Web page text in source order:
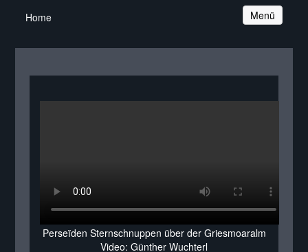
Navigation
Menü
Home
Perseïden Sternschnuppen über der Griesmoaralm
Video: Günther Wuchterl